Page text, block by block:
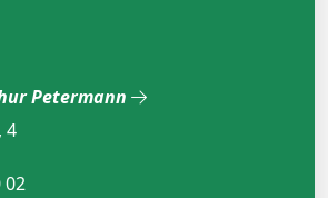
Petermann
4
02